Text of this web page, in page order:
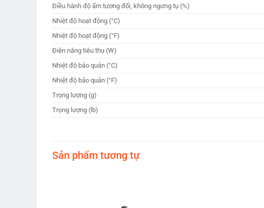
Điều hành độ ẩm tương đối, không ngưng tụ (%)
Nhiệt độ hoạt động (°C)
Nhiệt độ hoạt động (°F)
Điện năng tiêu thụ (W)
Nhiệt độ bảo quản (°C)
Nhiệt độ bảo quản (°F)
Trọng lượng (g)
Trọng lượng (lb)
Sản phẩm tương tự